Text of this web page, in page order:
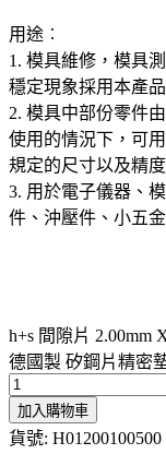
用途︰
1. 模具維修，模具
穩定現象採用本產
2. 模具中部份零件
使用的情況下，可
規定的尺寸以及精
3. 用於電子儀器、
件、沖壓件、小五金
h+s 間隙片 2.00mm
德國製 矽鋼片精密
加入購物車
貨號: H01200100500